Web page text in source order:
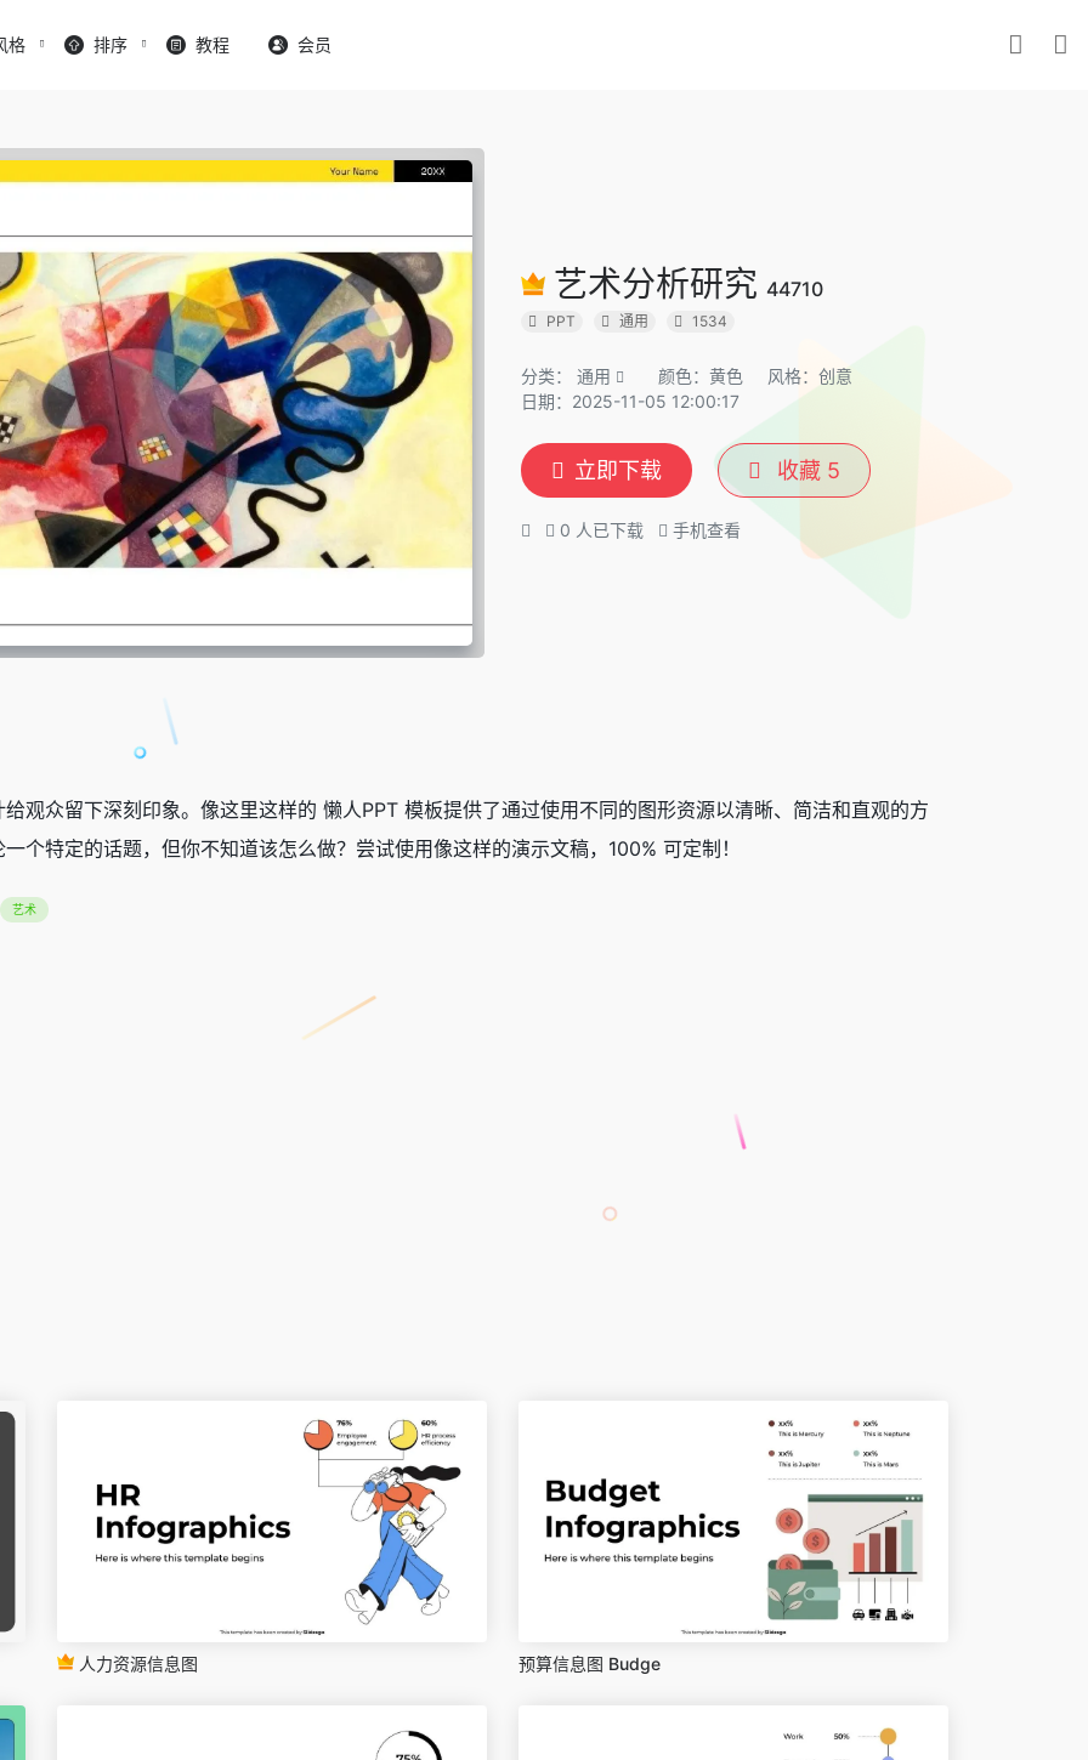
格 排序 教程 会员
艺术分析研究 44710
PPT 通用 1534
分类： 通用 颜色：黄色
风格：创意
日期：2025-11-05 12:00:17
立即下载 收藏 5
0 人已下载 手机查看
观众留下深刻印象。像这里这样的 懒人PPT 模板提供了通过使用不同的图形资源以清晰、简洁和直观的方
个特定的话题，但你不知道该怎么做？尝试使用像这样的演示文稿，100% 可定制！
艺术
人力资源信息图 预算信息图 Budge